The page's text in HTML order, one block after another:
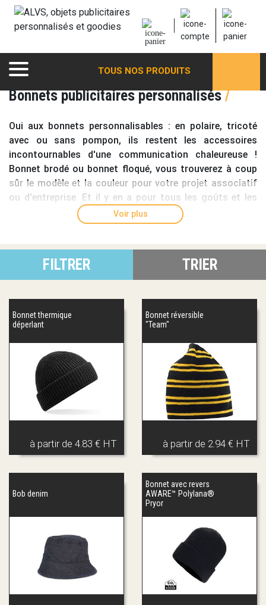
TOUS NOS PRODUITS
Bonnets publicitaires personnalisés/
Oui aux bonnets personnalisables : en polaire, tricoté
avec ou sans pompon, ils restent les accessoires
incontournables d'une communication chaleureuse !
Bonnet brodé ou bonnet floqué, vous trouverez à coup
sûr le modèle et la couleur pour votre projet associatif
ou d'entreprise. Et il y en a pour tous les goûts et les
bonnet publicitairepas cher, bonnet de ski
promotionnel, cache oreille ou même bonnet de Père
Voir plus
FILTRER TRIER
Bonnet thermique
déperlant
à partir de 4.83 € HT
Bonnet réversible
"Team"
à partir de 2.94 € HT
Bob denim
Bonnet avec revers
AWARE™ Polylana®
Pryor